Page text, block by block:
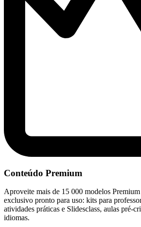
Conteúdo Premium
Aproveite mais de 15 000 modelos
exclusivo pronto para uso: kits para
atividades práticas e Slidesclass, aulas pré-
idiomas.